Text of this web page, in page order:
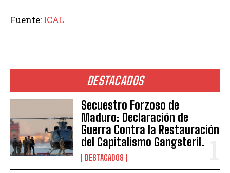
DESTACADOS
Secuestro Forzoso de
Maduro: Declaración de
Guerra Contra la Restauración
del Capitalismo Gangsteril.
DESTACADOS
Fuente: ICAL